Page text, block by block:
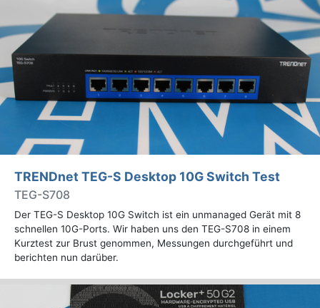
TRENDnet TEG-S Desktop 10G Switch Test
TEG-S708
Der TEG-S Desktop 10G Switch ist ein unmanaged Gerät mit 8
schnellen 10G-Ports. Wir haben uns den TEG-S708 in einem
Kurztest zur Brust genommen, Messungen durchgeführt und
berichten nun darüber.